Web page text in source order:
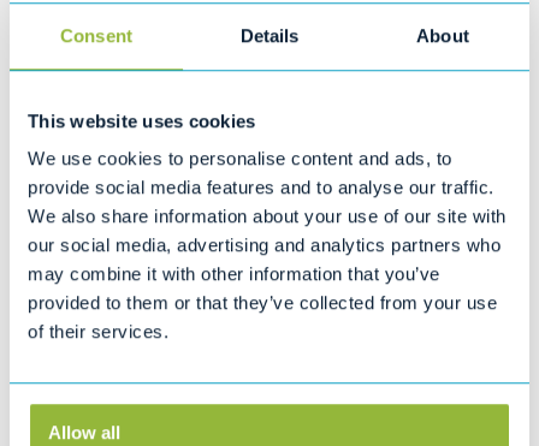
Consent Details About
This website uses cookies
We use cookies to personalise content and ads, to
provide social media features and to analyse our traffic.
We also share information about your use of our site with
our social media, advertising and analytics partners who
may combine it with other information that you’ve
provided to them or that they’ve collected from your use
of their services.
Allow all
– 353 €
AIXAM Connect 6,2" Bluetooth/USB
portieren) – 67 €
Beschikbare kleuren
Mallard Blauw / dak Satijn zwart
Parelmoer Rood / dak Satijn zwart
Parelmoer Wit / dak Satijn zwart
Saffier blauw / dak Satijn zwart
Titanium metallic / dak Satijn
Standaarduitrusting
DASHBOARD
1 inch LCD scherm